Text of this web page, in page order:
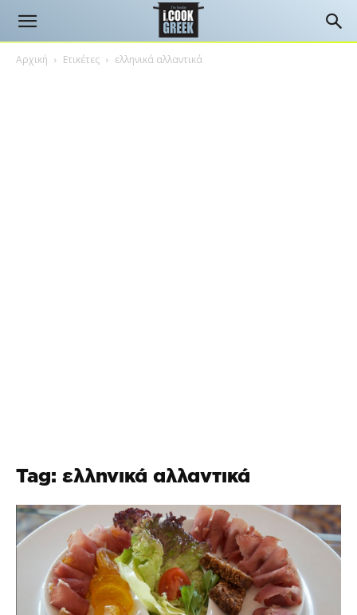
Αρχική Ετικέτες ελληνικά αλλαντικά
Tag: ελληνικά αλλαντικά